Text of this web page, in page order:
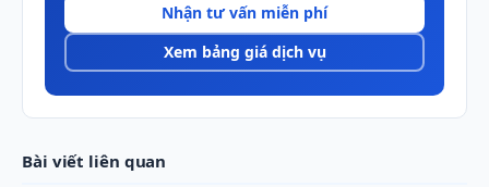
Nhận tư vấn miễn phí
Xem bảng giá dịch vụ
Bài viết liên quan